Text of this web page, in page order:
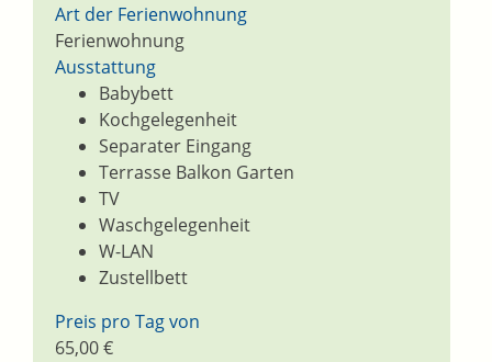
Art der Ferienwohnung
Ferienwohnung
Ausstattung
Babybett
Kochgelegenheit
Separater Eingang
Terrasse Balkon Garten
TV
Waschgelegenheit
W-LAN
Zustellbett
Preis pro Tag von
65,00 €